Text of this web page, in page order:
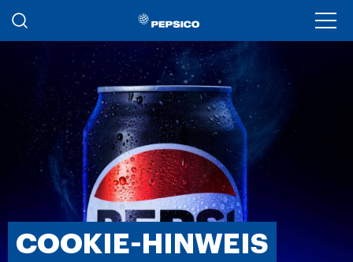
Skip to main content
COOKIE-HINWEIS